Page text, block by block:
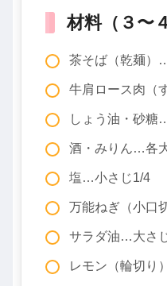
材料（３〜
茶そば（乾麺）
牛肩ロース肉（
しょう油・砂糖
酒・みりん…各
塩…小さじ1/4
万能ねぎ（小口
サラダ油…大さ
レモン（輪切り